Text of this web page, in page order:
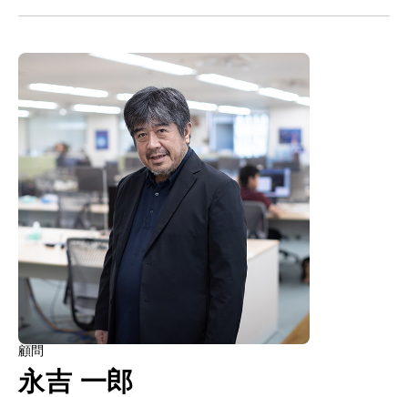
顧問
永吉 一郎